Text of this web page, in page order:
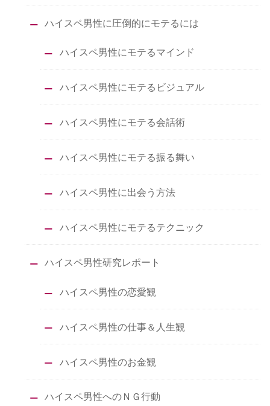
ハイスペ男性に圧倒的にモテるには
ハイスペ男性にモテるマインド
ハイスペ男性にモテるビジュアル
ハイスペ男性にモテる会話術
ハイスペ男性にモテる振る舞い
ハイスペ男性に出会う方法
ハイスペ男性にモテるテクニック
ハイスペ男性研究レポート
ハイスペ男性の恋愛観
ハイスペ男性の仕事＆人生観
ハイスペ男性のお金観
ハイスペ男性へのＮＧ行動